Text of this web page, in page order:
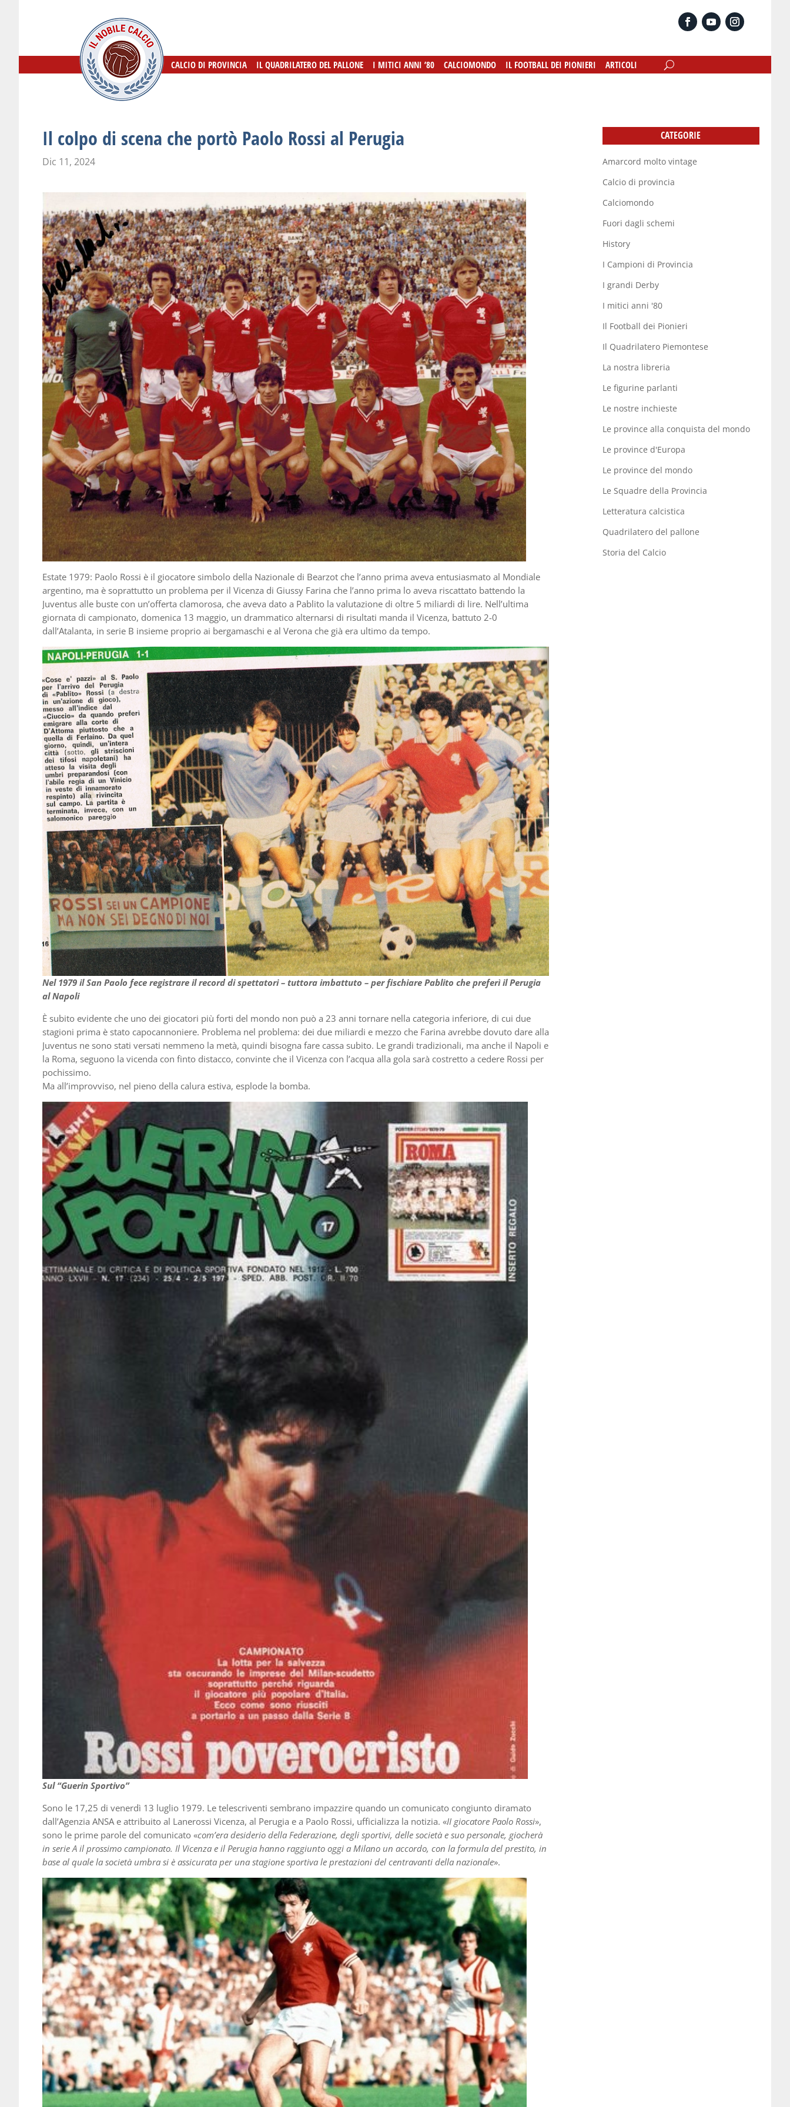
CALCIO DI PROVINCIA IL QUADRILATERO DEL PALLONE I MITICI ANNI ’80 CALCIOMONDO IL FOOTBALL DEI PIONIERI ARTICOLI
CALCIO DI PROVINCIA IL QUADRILATERO DEL PALLONE I MITICI ANNI ’80 CALCIOMONDO IL FOOTBALL DEI PIONIERI ARTICOLI
Il colpo di scena che portò Paolo Rossi al Perugia
Dic 11, 2024
Estate 1979: Paolo Rossi è il giocatore simbolo della Nazionale di Bearzot che l’anno prima aveva entusiasmato al Mondiale
argentino, ma è soprattutto un problema per il Vicenza di Giussy Farina che l’anno prima lo aveva riscattato battendo la
Juventus alle buste con un’offerta clamorosa, che aveva dato a Pablito la valutazione di oltre 5 miliardi di lire. Nell’ultima
giornata di campionato, domenica 13 maggio, un drammatico alternarsi di risultati manda il Vicenza, battuto 2-0
dall’Atalanta, in serie B insieme proprio ai bergamaschi e al Verona che già era ultimo da tempo.
Nel 1979 il San Paolo fece registrare il record di spettatori – tuttora imbattuto – per fischiare Pablito che preferì il Perugia
al Napoli
È subito evidente che uno dei giocatori più forti del mondo non può a 23 anni tornare nella categoria inferiore, di cui due
stagioni prima è stato capocannoniere. Problema nel problema: dei due miliardi e mezzo che Farina avrebbe dovuto dare alla
Juventus ne sono stati versati nemmeno la metà, quindi bisogna fare cassa subito. Le grandi tradizionali, ma anche il Napoli e
la Roma, seguono la vicenda con finto distacco, convinte che il Vicenza con l’acqua alla gola sarà costretto a cedere Rossi per
pochissimo.
Ma all’improvviso, nel pieno della calura estiva, esplode la bomba.
Sul “Guerin Sportivo”
Sono le 17,25 di venerdì 13 luglio 1979. Le telescriventi sembrano impazzire quando un comunicato congiunto diramato
dall’Agenzia ANSA e attribuito al Lanerossi Vicenza, al Perugia e a Paolo Rossi, ufficializza la notizia. «II giocatore Paolo Rossi»,
sono le prime parole del comunicato «com’era desiderio della Federazione, degli sportivi, delle società e suo personale, giocherà
in serie A il prossimo campionato. Il Vicenza e il Perugia hanno raggiunto oggi a Milano un accordo, con la formula del prestito, in
base al quale la società umbra si è assicurata per una stagione sportiva le prestazioni del centravanti della nazionale».
CATEGORIE
Amarcord molto vintage
Calcio di provincia
Calciomondo
Fuori dagli schemi
History
I Campioni di Provincia
I grandi Derby
I mitici anni '80
Il Football dei Pionieri
Il Quadrilatero Piemontese
La nostra libreria
Le figurine parlanti
Le nostre inchieste
Le province alla conquista del mondo
Le province d'Europa
Le province del mondo
Le Squadre della Provincia
Letteratura calcistica
Quadrilatero del pallone
Storia del Calcio